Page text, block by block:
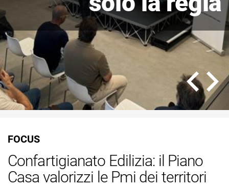
credito
territorio?
vale oro per il
futuro
FOCUS
Confartigianato Edilizia: il Piano
Casa valorizzi le Pmi dei territori